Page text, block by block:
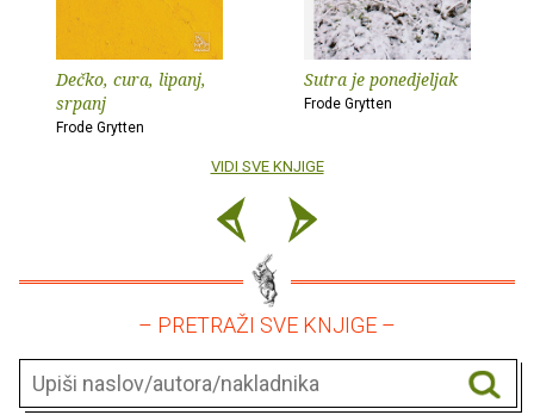
Dečko, cura, lipanj,
srpanj
Frode Grytten
Sutra je ponedjeljak
Frode Grytten
VIDI SVE KNJIGE
– PRETRAŽI SVE KNJIGE –